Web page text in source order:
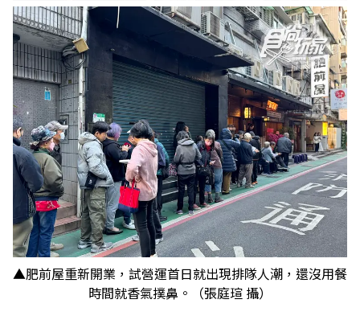
▲肥前屋重新開業，試營運首日就出現排隊人潮，還沒用餐
時間就香氣撲鼻。（張庭瑄 攝）